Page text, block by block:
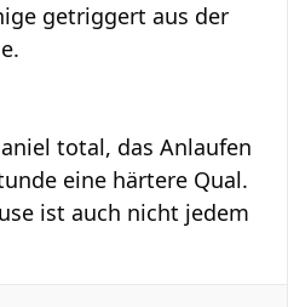
getriggert aus der
total, das Anlaufen
eine härtere Qual.
ist auch nicht jedem